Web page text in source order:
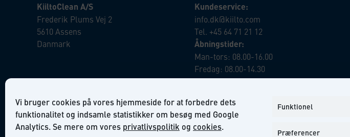
Vi bruger cookies på vores hjemmeside for at forbedre dets
funktionalitet og indsamle statistikker om besøg med Google
Analytics. Se mere om vores privatlivspolitik og cookies.
Funktionel
Præferencer
KiiltoClean A/S
Frederik Plums Vej 2
5610 Assens
Danmark
Kundeservice:
info.dk@kiilto.com
Tel. +45 64 71 21 12
Åbningstider:
Man-tors: 08.00-16.00
Fredag: 08.00-14.30
salg.dk@kiilto.com